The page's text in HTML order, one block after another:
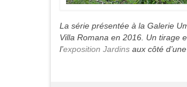
La série présentée à la Galerie
Villa Romana en 2016. Un tirage
l’exposition Jardins aux côté